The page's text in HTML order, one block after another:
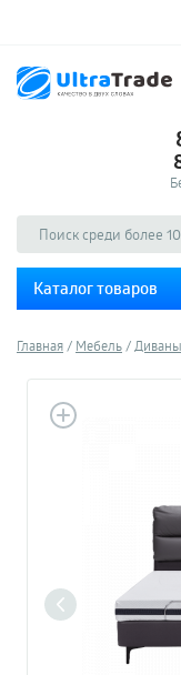
Каталог товаров
Главная Мебель